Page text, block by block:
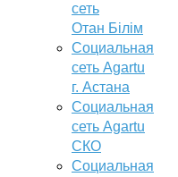
сеть
Отан Бiлiм
Социальная
сеть Agartu
г. Астана
Социальная
сеть Agartu
СКО
Социальная